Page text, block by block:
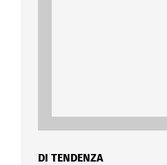
DI TENDENZA